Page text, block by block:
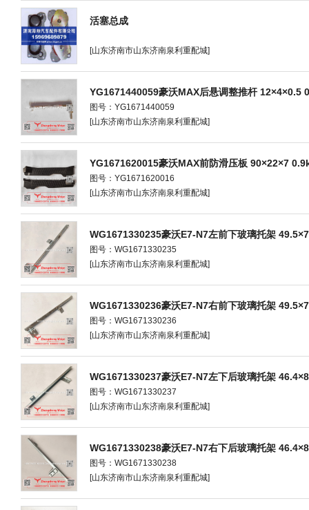
活塞总成
[山东济南市山东济南泉利重配城]
YG1671440059豪沃MAX后悬调整推杆 12×4×0.5
图号：YG1671440059
[山东济南市山东济南泉利重配城]
YG1671620015豪沃MAX前防滑压板 90×22×7
图号：YG1671620016
[山东济南市山东济南泉利重配城]
WG1671330235豪沃E7-N7左前下玻璃托架
图号：WG1671330235
[山东济南市山东济南泉利重配城]
WG1671330236豪沃E7-N7右前下玻璃托架
图号：WG1671330236
[山东济南市山东济南泉利重配城]
WG1671330237豪沃E7-N7左下后玻璃托架
图号：WG1671330237
[山东济南市山东济南泉利重配城]
WG1671330238豪沃E7-N7右下后玻璃托架
图号：WG1671330238
[山东济南市山东济南泉利重配城]